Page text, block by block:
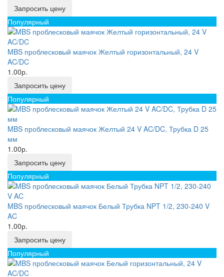
Запросить цену
Популярный
MBS проблесковый маячок Желтый горизонтальный, 24 V
AC/DC
1.00р.
Запросить цену
Популярный
MBS проблесковый маячок Желтый 24 V AC/DC, Трубка D 25
мм
1.00р.
Запросить цену
Популярный
MBS проблесковый маячок Белый Трубка NPT 1/2, 230-240 V
AC
1.00р.
Запросить цену
Популярный